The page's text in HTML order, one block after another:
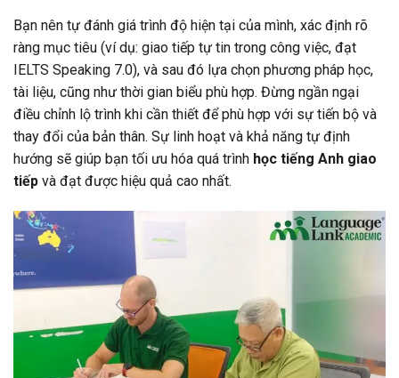
Bạn nên tự đánh giá trình độ hiện tại của mình, xác định rõ
ràng mục tiêu (ví dụ: giao tiếp tự tin trong công việc, đạt
IELTS Speaking 7.0), và sau đó lựa chọn phương pháp học,
tài liệu, cũng như thời gian biểu phù hợp. Đừng ngần ngại
điều chỉnh lộ trình khi cần thiết để phù hợp với sự tiến bộ và
thay đổi của bản thân. Sự linh hoạt và khả năng tự định
hướng sẽ giúp bạn tối ưu hóa quá trình học tiếng Anh giao
tiếp và đạt được hiệu quả cao nhất.